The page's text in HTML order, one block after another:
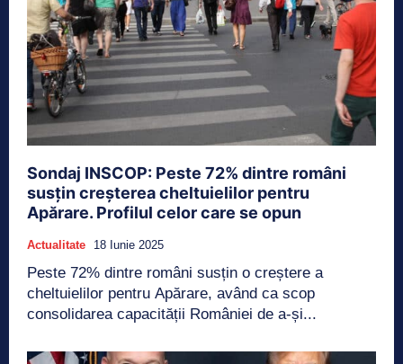
Sondaj INSCOP: Peste 72% dintre români
susțin creșterea cheltuielilor pentru
Apărare. Profilul celor care se opun
Actualitate 18 Iunie 2025
Peste 72% dintre români susțin o creștere a
cheltuielilor pentru Apărare, având ca scop
consolidarea capacității României de a-și...